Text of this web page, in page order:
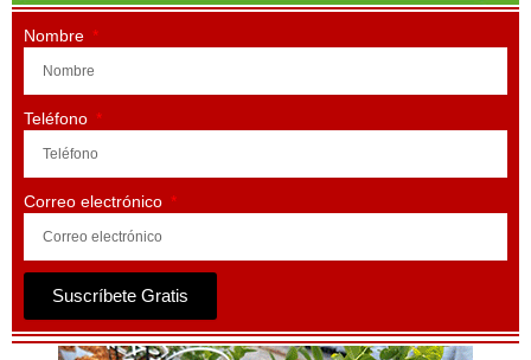
Nombre
Teléfono
Correo electrónico
Suscríbete Gratis